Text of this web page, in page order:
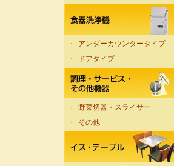
・
アンダーカウンタータイプ
・
ドアタイプ
・
野菜切器・スライサー
・
その他